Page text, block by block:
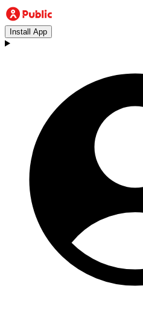
Install App